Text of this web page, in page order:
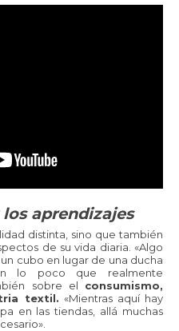
aprendizajes
distinta, sino que también
de su vida diaria. «Algo
cubo en lugar de una ducha
lo poco que realmente
sobre el consumismo,
textil. «Mientras aquí hay
en las tiendas, allá muchas